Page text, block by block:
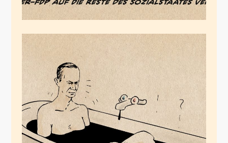
Asphaltfixierung